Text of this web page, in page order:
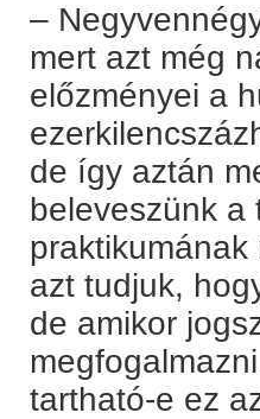
–
mert azt még
előzményei a
de így aztán
beleveszünk a
azt tudjuk,
de amikor
tartható-e ez